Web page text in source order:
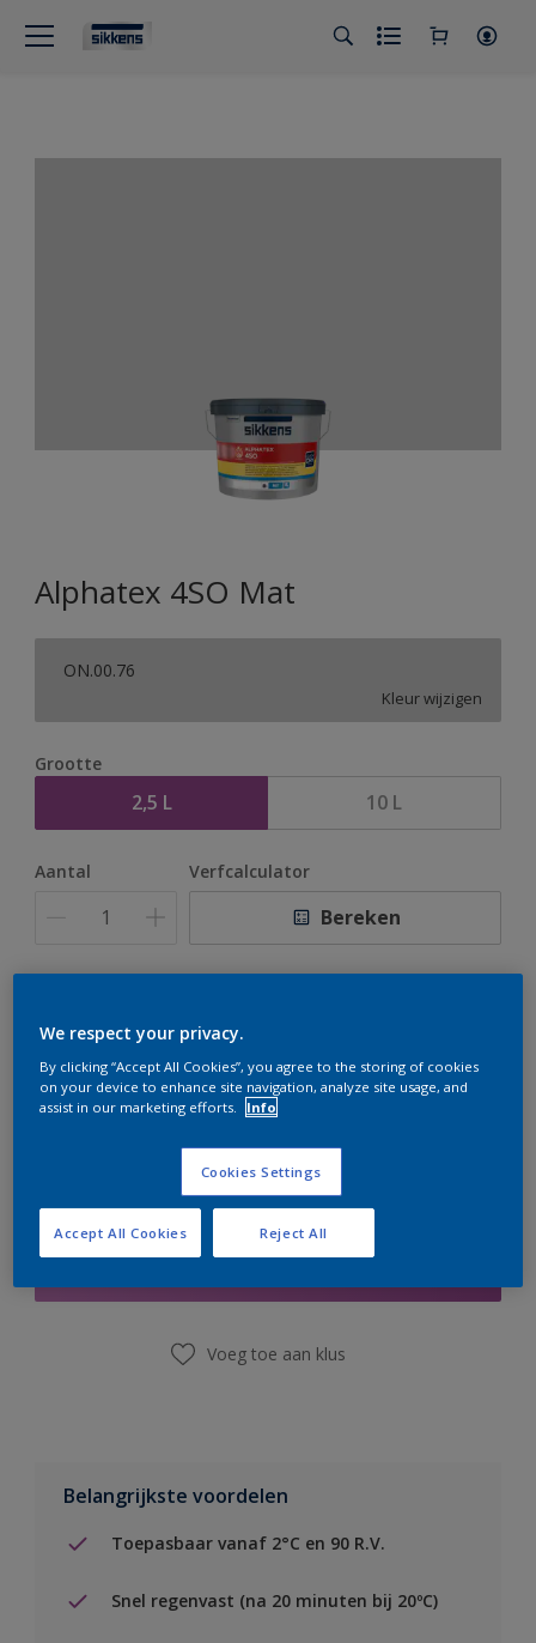
Alphatex 4SO Mat
ON.00.76
Kleur wijzigen
Grootte
2,5 L 10 L
Aantal Verfcalculator
Bereken
te bestellen. Houd de website in de gaten, we werken
Boodschappenlijst
Voeg toe aan klus
Belangrijkste voordelen
Toepasbaar vanaf 2°C en 90 R.V.
Snel regenvast (na 20 minuten bij 20ºC)
We respect your privacy.
By clicking “Accept All Cookies”, you agree to the storing of cookies
on your device to enhance site navigation, analyze site usage, and
assist in our marketing efforts.
Info
Cookies Settings
Reject All
Accept All Cookies